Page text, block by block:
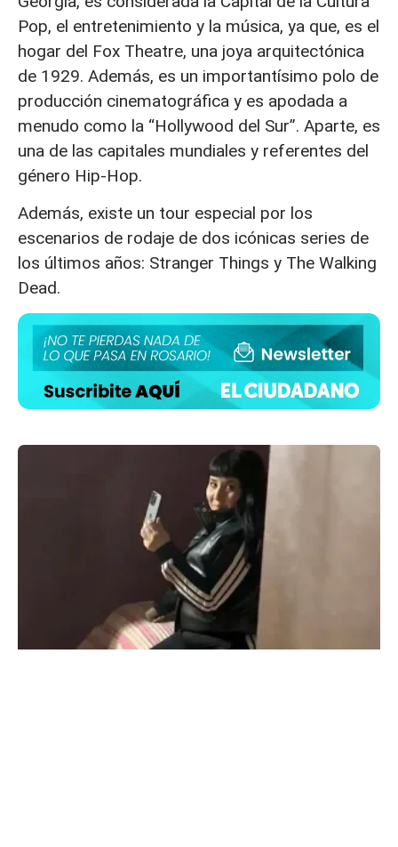
Pop, el entretenimiento y la música, ya que, es el
hogar del Fox Theatre, una joya arquitectónica
de 1929. Además, es un importantísimo polo de
producción cinematográfica y es apodada a
menudo como la “Hollywood del Sur”. Aparte, es
una de las capitales mundiales y referentes del
género Hip-Hop.
Además, existe un tour especial por los
escenarios de rodaje de dos icónicas series de
los últimos años: Stranger Things y The Walking
Dead.